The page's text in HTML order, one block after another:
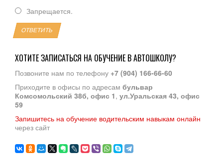
Запрещается.
ОТВЕТИТЬ
ХОТИТЕ ЗАПИСАТЬСЯ НА ОБУЧЕНИЕ В АВТОШКОЛУ?
Позвоните нам по телефону +7 (904) 166-66-60
Приходите в офисы по адресам бульвар
Комсомольский 38б, офис 1, ул.Уральская 43, офис
59
Запишитесь на обучение водительским навыкам онлайн
через сайт